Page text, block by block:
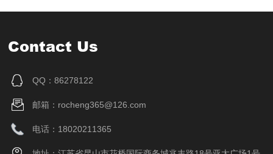
Contact Us
QQ：86278122
邮箱：rocheng365@126.com
电话：18020211365